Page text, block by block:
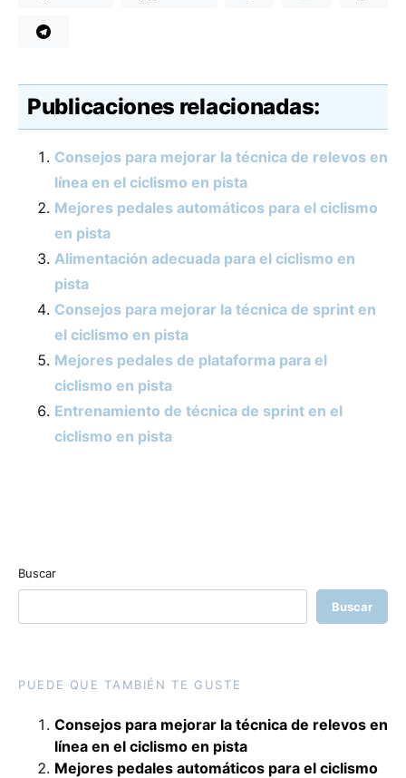
Publicaciones relacionadas:
Consejos para mejorar la técnica de relevos en
línea en el ciclismo en pista
Mejores pedales automáticos para el ciclismo
en pista
Alimentación adecuada para el ciclismo en
pista
Consejos para mejorar la técnica de sprint en
el ciclismo en pista
Mejores pedales de plataforma para el
ciclismo en pista
Entrenamiento de técnica de sprint en el
ciclismo en pista
Buscar
Buscar
PUEDE QUE TAMBIÉN TE GUSTE
Consejos para mejorar la técnica de relevos en
línea en el ciclismo en pista
Mejores pedales automáticos para el ciclismo